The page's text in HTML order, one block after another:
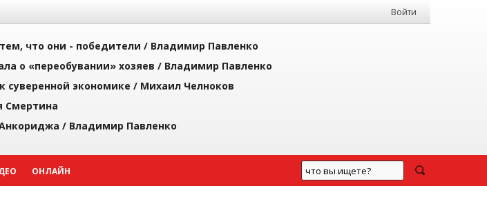
Войти
что они - победители / Владимир Павленко
о «переобувании» хозяев / Владимир Павленко
суверенной экономике / Михаил Челноков
Смертина
/ Владимир Павленко
ОНЛАЙН